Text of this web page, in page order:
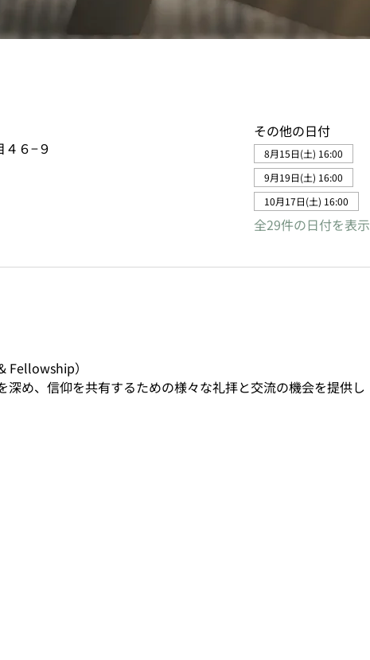
６−９
その他の日付
8月15日(土) 16:00
9月19日(土) 16:00
10月17日(土) 16:00
全29件の日付を表示
Fellowship）
め、信仰を共有するための様々な礼拝と交流の機会を提供し